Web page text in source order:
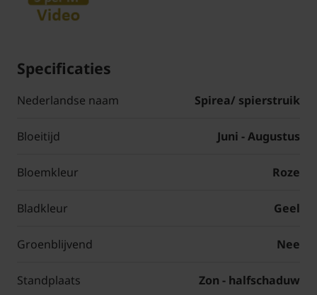
Specificaties
Nederlandse naam Spirea/ spierstruik
Bloeitijd Juni - Augustus
Bloemkleur Roze
Bladkleur Geel
Groenblijvend Nee
Standplaats Zon - halfschaduw